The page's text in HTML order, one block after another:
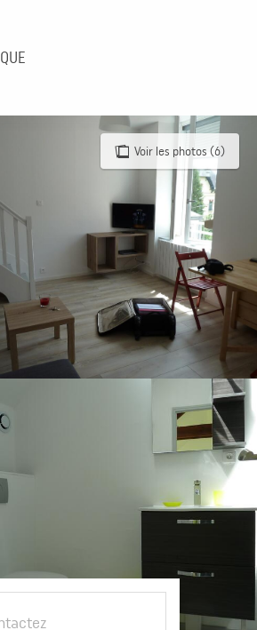
Voir les photos (6)